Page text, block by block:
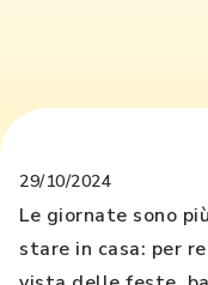
29/10/2024
Le giornate sono
stare in casa: per